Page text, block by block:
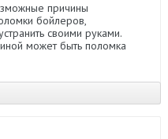
причины
бойлеров,
своими руками.
может быть поломка